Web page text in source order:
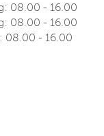
08.00 - 16.00
08.00 - 16.00
08.00 - 16.00